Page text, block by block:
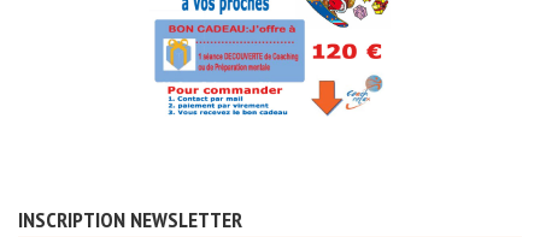
INSCRIPTION NEWSLETTER